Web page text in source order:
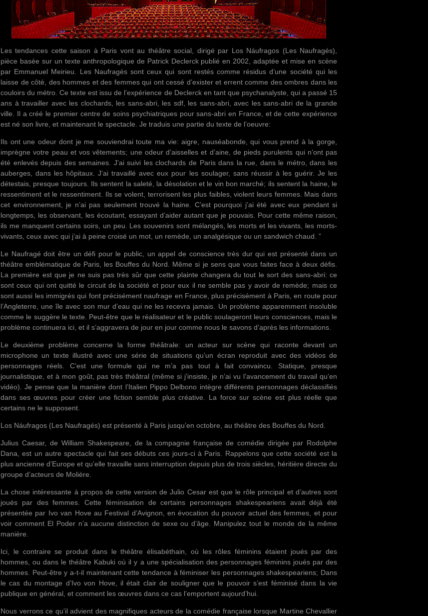
Les tendances cette saison à Paris vont au théâtre social, dirigé par Los Náufragos (Les Naufragés),
pièce basée sur un texte anthropologique de Patrick Declerck publié en 2002, adaptée et mise en scène
par Emmanuel Meirieu. Les Naufragés sont ceux qui sont restés comme résidus d’une société qui les
laisse de côté, des hommes et des femmes qui ont cessé d’exister et errent comme des ombres dans les
couloirs du métro. Ce texte est issu de l’expérience de Declerck en tant que psychanalyste, qui a passé 15
ans à travailler avec les clochards, les sans-abri, les sdf, les sans-abri, avec les sans-abri de la grande
ville. Il a créé le premier centre de soins psychiatriques pour sans-abri en France, et de cette expérience
est né son livre, et maintenant le spectacle. Je traduis une partie du texte de l’oeuvre:
Ils ont une odeur dont je me souviendrai toute ma vie: aigre, nauséabonde, qui vous prend à la gorge,
imprègne votre peau et vos vêtements; une odeur d’aisselles et d’aine, de pieds purulents qui n’ont pas
été enlevés depuis des semaines. J’ai suivi les clochards de Paris dans la rue, dans le métro, dans les
auberges, dans les hôpitaux. J’ai travaillé avec eux pour les soulager, sans réussir à les guérir. Je les
détestais, presque toujours. Ils sentent la saleté, la désolation et le vin bon marché; ils sentent la haine, le
ressentiment et le ressentiment. Ils se volent, terrorisent les plus faibles, violent leurs femmes. Mais dans
cet environnement, je n’ai pas seulement trouvé la haine. C’est pourquoi j’ai été avec eux pendant si
longtemps, les observant, les écoutant, essayant d’aider autant que je pouvais. Pour cette même raison,
ils me manquent certains soirs, un peu. Les souvenirs sont mélangés, les morts et les vivants, les morts-
vivants, ceux avec qui j’ai à peine croisé un mot, un remède, un analgésique ou un sandwich chaud. ”
Le Naufragé doit être un défi pour le public, un appel de conscience très dur qui est présenté dans un
théâtre emblématique de Paris, les Bouffes du Nord. Même si je sens que vous faites face à deux défis.
La première est que je ne suis pas très sûr que cette plainte changera du tout le sort des sans-abri: ce
sont ceux qui ont quitté le circuit de la société et pour eux il ne semble pas y avoir de remède; mais ce
sont aussi les immigrés qui font précisément naufrage en France, plus précisément à Paris, en route pour
l’Angleterre, une île avec son mur d’eau qui ne les recevra jamais. Un problème apparemment insoluble
comme le suggère le texte. Peut-être que le réalisateur et le public soulageront leurs consciences, mais le
problème continuera ici, et il s’aggravera de jour en jour comme nous le savons d’après les informations.
Le deuxième problème concerne la forme théâtrale: un acteur sur scène qui raconte devant un
microphone un texte illustré avec une série de situations qu’un écran reproduit avec des vidéos de
personnages réels. C’est une formule qui ne m’a pas tout à fait convaincu. Statique, presque
journalistique, et à mon goût, pas très théâtral (même si j’insiste, je n’ai vu l’avancement du travail qu’en
vidéo). Je pense que la manière dont l’Italien Pippo Delbono intègre différents personnages déclassifiés
dans ses œuvres pour créer une fiction semble plus créative. La force sur scène est plus réelle que
certains ne le supposent.
Los Náufragos (Les Naufragés) est présenté à Paris jusqu’en octobre, au théâtre des Bouffes du Nord.
Julius Caesar, de William Shakespeare, de la compagnie française de comédie dirigée par Rodolphe
Dana, est un autre spectacle qui fait ses débuts ces jours-ci à Paris. Rappelons que cette société est la
plus ancienne d’Europe et qu’elle travaille sans interruption depuis plus de trois siècles, héritière directe du
groupe d’acteurs de Molière.
La chose intéressante à propos de cette version de Julio Cesar est que le rôle principal et d’autres sont
joués par des femmes. Cette féminisation de certains personnages shakespeariens avait déjà été
présentée par Ivo van Hove au Festival d’Avignon, en évocation du pouvoir actuel des femmes, et pour
voir comment El Poder n’a aucune distinction de sexe ou d’âge. Manipulez tout le monde de la même
manière.
Ici, le contraire se produit dans le théâtre élisabéthain, où les rôles féminins étaient joués par des
hommes, ou dans le théâtre Kabuki où il y a une spécialisation des personnages féminins joués par des
hommes. Peut-être y a-t-il maintenant cette tendance à féminiser les personnages shakespeariens; Dans
le cas du montage d’Ivo von Hove, il était clair de souligner que le pouvoir s’est féminisé dans la vie
publique en général, et comment les œuvres dans ce cas l’emportent aujourd’hui.
Nous verrons ce qu’il advient des magnifiques acteurs de la comédie française lorsque Martine Chevallier